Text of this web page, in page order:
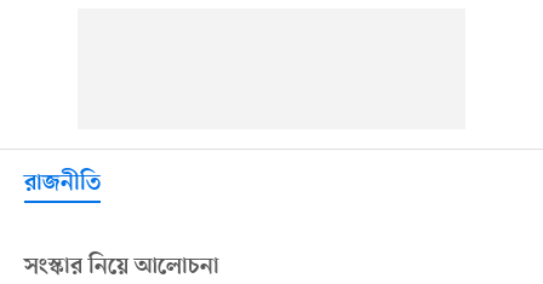
রাজনীতি
সংস্কার নিয়ে আলোচনা